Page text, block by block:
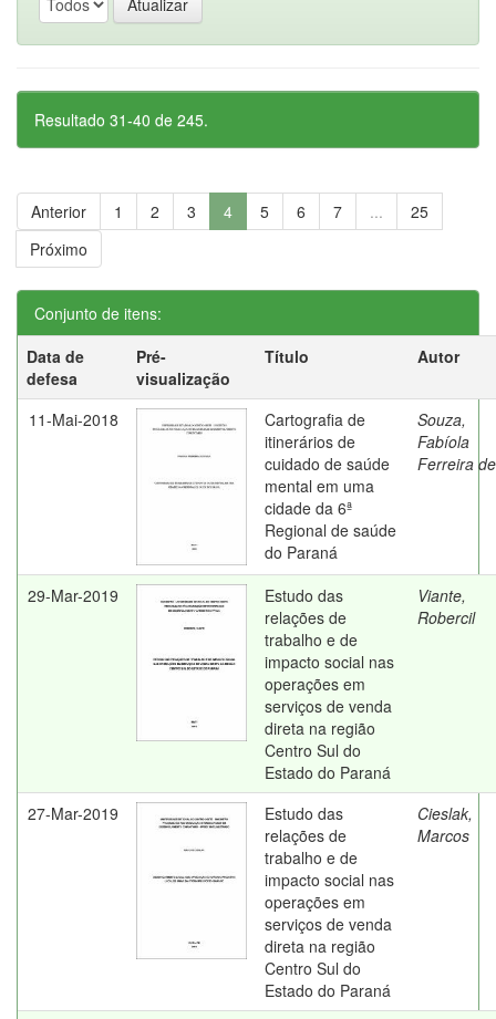
Resultado 31-40 de 245.
Anterior 1 2 3 4 5 6 7 ...
25
Próximo
Conjunto de itens:
Data de
defesa
Pré-
visualização
Título Autor
11-Mai-2018
Cartografia de
itinerários de
cuidado de saúde
mental em uma
cidade da 6ª
Regional de saúde
do Paraná
Souza,
Fabíola
Ferreira de
29-Mar-2019
Estudo das
relações de
trabalho e de
impacto social nas
operações em
serviços de venda
direta na região
Centro Sul do
Estado do Paraná
Viante,
Robercil
27-Mar-2019
Estudo das
relações de
trabalho e de
impacto social nas
operações em
serviços de venda
direta na região
Centro Sul do
Estado do Paraná
Cieslak,
Marcos